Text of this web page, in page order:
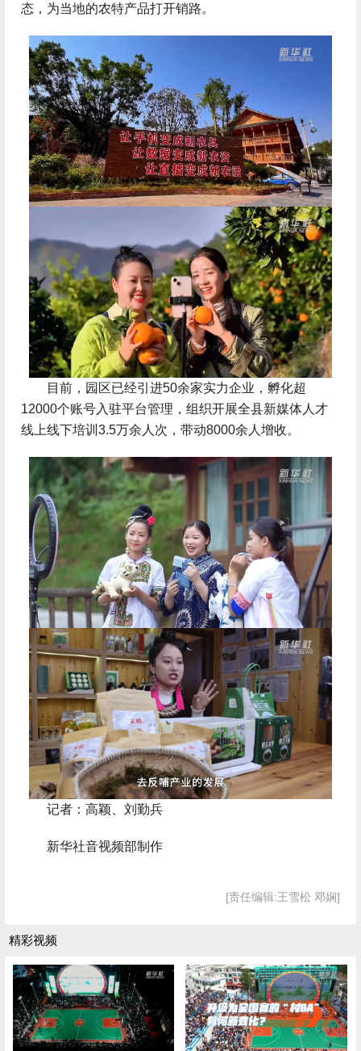
态，为当地的农特产品打开销路。
目前，园区已经引进50余家实力企业，孵化超
12000个账号入驻平台管理，组织开展全县新媒体人才
线上线下培训3.5万余人次，带动8000余人增收。
记者：高颖、刘勤兵
新华社音视频部制作
[责任编辑:王雪松 邓娴]
精彩视频